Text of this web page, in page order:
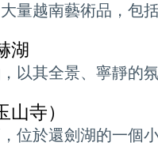
量越南藝術品，包
湖
以其全景、寧靜的
寺）
位於還劍湖的一個